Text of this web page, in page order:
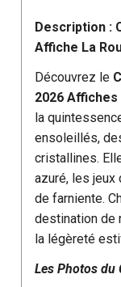
Description :
Affiche La
Découvrez le
2026
la
ensoleillés,
cristallines.
azuré, les
de farniente.
destination de
la légèreté
Les Photos du